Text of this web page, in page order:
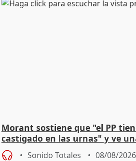
Morant sostiene que "el PP
castigado en las urnas" y ve
cambio"
Sonido Totales 08/08/2026